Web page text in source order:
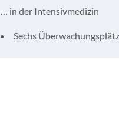
… in der Intensivmedizin
Sechs